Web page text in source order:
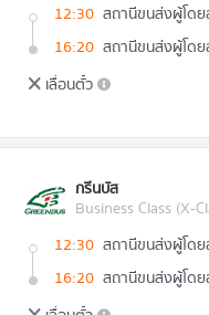
12:30 สถานีขนส่งผู้โดย
16:20 สถานีขนส่งผู้โด
เลื่อนตั๋ว
กรีนบัส
Business Class (X-
12:30 สถานีขนส่งผู้โดย
16:20 สถานีขนส่งผู้โด